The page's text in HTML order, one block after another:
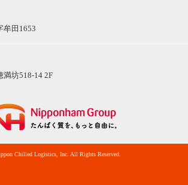
牟田1653
坊518-14 2F
Chilled Logistics, Inc. All Rights Reserved.